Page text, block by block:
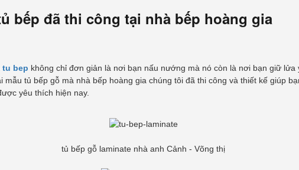
bếp đã thi công tại nhà bếp hoàng gia
tu bep không chỉ đơn giản là nơi bạn nấu nướng mà nó còn là nơi bạn giữ lửa
mẫu tủ bếp gỗ mà nhà bếp hoàng gia chúng tôi đã thi công và thiết kế giúp
yêu thích hiện nay.
tủ bếp gỗ laminate nhà anh Cảnh - Võng thị